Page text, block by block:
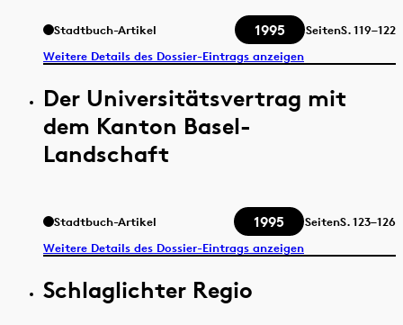
Stadtbuch-Artikel 1995 SeitenS.119–122
Weitere Details des Dossier-Eintrags anzeigen
Der Universitätsvertrag mit
dem Kanton Basel-
Landschaft
Stadtbuch-Artikel 1995 SeitenS.123–126
Weitere Details des Dossier-Eintrags anzeigen
Schlaglichter Regio